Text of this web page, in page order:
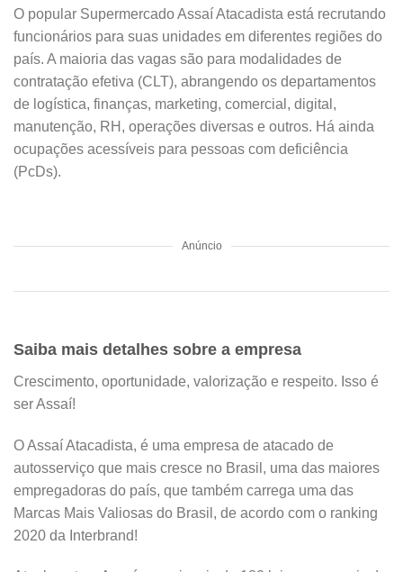
O popular Supermercado Assaí Atacadista está recrutando
funcionários para suas unidades em diferentes regiões do
país. A maioria das vagas são para modalidades de
contratação efetiva (CLT), abrangendo os departamentos
de logística, finanças, marketing, comercial, digital,
manutenção, RH, operações diversas e outros. Há ainda
ocupações acessíveis para pessoas com deficiência
(PcDs).
Anúncio
Saiba mais detalhes sobre a empresa
Crescimento, oportunidade, valorização e respeito. Isso é
ser Assaí!
O Assaí Atacadista, é uma empresa de atacado de
autosserviço que mais cresce no Brasil, uma das maiores
empregadoras do país, que também carrega uma das
Marcas Mais Valiosas do Brasil, de acordo com o ranking
2020 da Interbrand!